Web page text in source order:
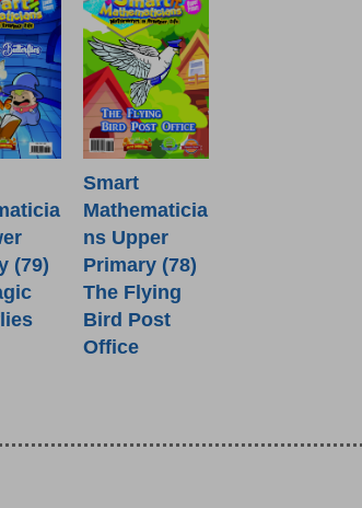
(79)
Smart
Mathematicia
ns Upper
Primary (78)
The Flying
Bird Post
Office